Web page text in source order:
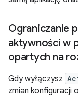
Ograniczanie
aktywności w
opartych na
Gdy wyłączysz
zmian konfiguracji